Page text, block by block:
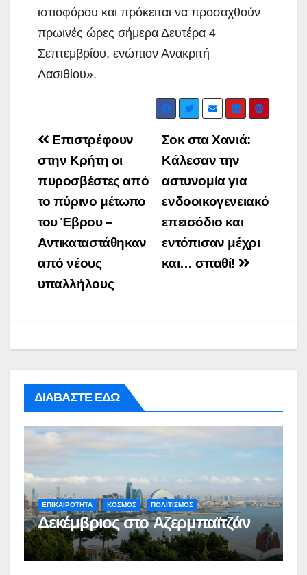
ιστιοφόρου και πρόκειται να προσαχθούν
πρωινές ώρες σήμερα Δευτέρα 4
Σεπτεμβρίου, ενώπιον Ανακριτή
Λασιθίου».
Post
navigation
Σοκ στα Χανιά:
Κάλεσαν την
αστυνομία για
ενδοοικογενειακό
επεισόδιο και
εντόπισαν μέχρι
και… σπαθί!
Επιστρέφουν
στην Κρήτη οι
πυροσβέστες από
το πύρινο μέτωπο
του Έβρου –
Αντικαταστάθηκαν
από νέους
υπαλλήλους
ΔΙΑΒΑΣΤΕ ΕΔΩ
ΕΠΙΚΑΙΡΟΤΗΤΑ ΚΟΣΜΟΣ ΠΟΛΙΤΙΣΜΟΣ
Δεκέμβριος στο Αζερμπαϊτζάν